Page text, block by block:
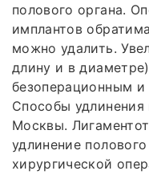
полового органа.
имплантов
можно удалить.
длину и в
безоперационным
Способы удлинения
Москвы.
удлинение
хирургической